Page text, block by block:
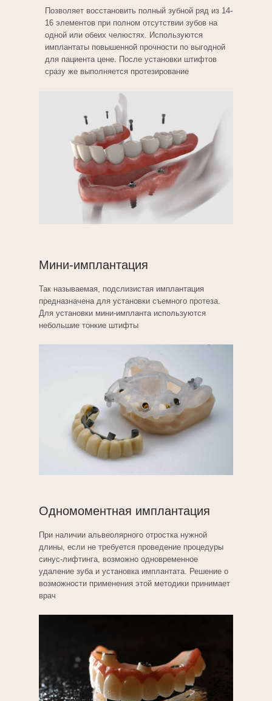
Позволяет восстановить полный зубной ряд из 14-
16 элементов при полном отсутствии зубов на
одной или обеих челюстях. Используются
имплантаты повышенной прочности по выгодной
для пациента цене. После установки штифтов
сразу же выполняется протезирование
Мини-имплантация
Так называемая, подслизистая имплантация
предназначена для установки съемного протеза.
Для установки мини-импланта используются
небольшие тонкие штифты
Одномоментная имплантация
При наличии альвеолярного отростка нужной
длины, если не требуется проведение процедуры
синус-лифтинга, возможно одновременное
удаление зуба и установка имплантата. Решение о
возможности применения этой методики принимает
врач